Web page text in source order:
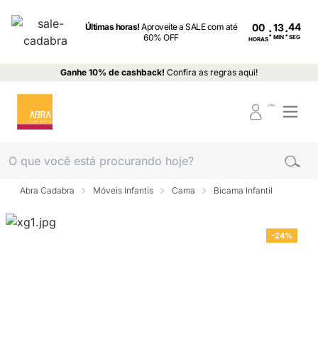
Últimas horas!Aproveite a SALE com até
60% OFF
00
HORAS: MIN : SEG
Ganhe 10% de cashback! Confira as regras aqui!
Abra Cadabra Móveis Infantis Cama Bicama Infantil
-24%